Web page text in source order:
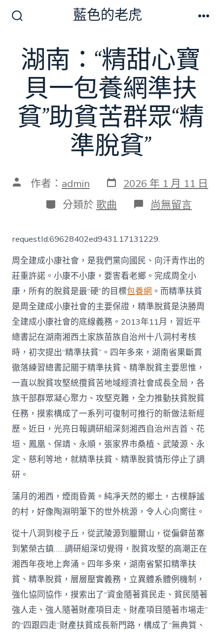
切
換
開
藍色的老虎
湖南：“精甜心寶
貝一包養網準扶
貧”助貧苦群眾“精
準脫貧”
文 作者： admin 發
表
日
期
2026 年 1 月 11 日
分
類
分類於 歌曲 在
〈湖
“精
甜
心
寶
貝
一
包
養
網
準
扶
貧”
助
貧
苦
群
眾
“精
準
脫
貧”〉
中
尚無留言
requestId:69628402ed9431.17131229.
周全建成小康社會，是我們黨向國民、向汗青作出的
莊重許諾。小康不小康，要害看老鄉。完成周全小
康，所有的脫貧是最“硬”的目標包養網 。而精準扶貧
是周全建成小康社會的主要保證，精準脫貧是決勝周
全建成小康社會的底線義務。2013年11月，習近平
總書記在湖南湘西土家族苗族自治州十八洞村考核
時，初次提出“精準扶貧”。四年多來，湖南省果斷貫
徹落練習總書記關于精準扶貧、精準脫貧主要思惟，
一直以脫貧攻堅統攬貧苦地域經濟社會成長全局，各
族干部群眾凝心聚力、攻堅克難，全力推動扶貧脫貧
任務，摸索構成了一系列可復制可推行的新做法新經
歷。近日，光亮日報調研組深刻湘西自治州吉首、花
垣、鳳凰、保靖、永順，張家界市桑植、武陵源、永
定、慈利等地，就精準扶貧、精準脫貧情形停止了調
研。
蒲月的湘西，煙雨昏黃。純凈天然的鄉土，古樸靜謐
的村，好像陶淵明筆下的世外桃源，令人心向嚮往。
從十八洞到梭子丘，從武陵源到臘爾山，從偏僻苗寨
到繁榮古鎮……調研組深切覺得，脫貧攻堅的高潮正在
湘西年夜地上奔涌。四年多來，湖南省緊扣精準扶
貧、精準脫貧，層層壓實義務，立異體系體例機制，
強化協同協作，摸索出了“資金隨著貧民走、貧民隨著
強人走、強人隨著財產項目走、財產項目隨著市場走”
的“四跟四走”財產扶貧成長新門路，構成了“無典質、